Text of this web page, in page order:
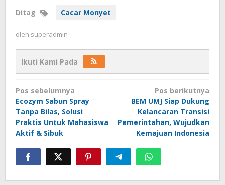
Ditag Cacar Monyet
oleh superadmin
Ikuti Kami Pada
Navigasi
pos
Pos sebelumnya
Ecozym Sabun Spray
Tanpa Bilas, Solusi
Praktis Untuk Mahasiswa
Aktif & Sibuk
Pos berikutnya
BEM UMJ Siap Dukung
Kelancaran Transisi
Pemerintahan, Wujudkan
Kemajuan Indonesia